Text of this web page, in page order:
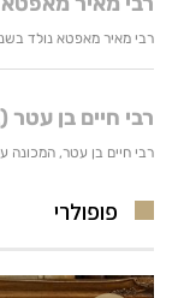
פופולרי